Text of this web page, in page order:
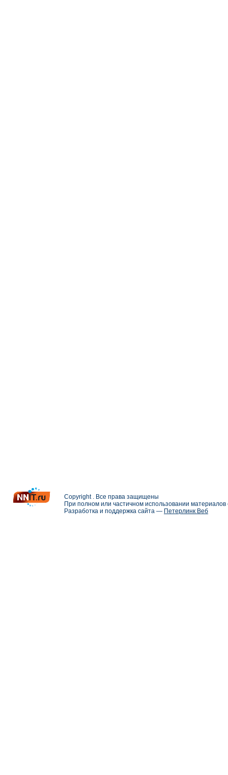
Copyright . Все права защищены
При полном или частичном использовании
Разработка и поддержка сайта — Петерлинк Веб